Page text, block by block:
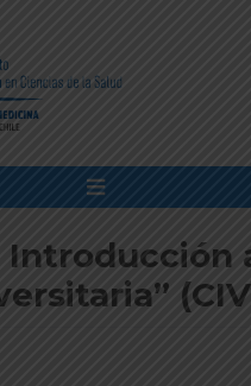
Introducción